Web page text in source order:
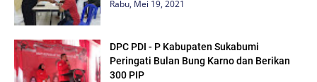
Rabu, Mei 19, 2021
DPC PDI - P Kabupaten Sukabumi
Peringati Bulan Bung Karno dan Berikan
300 PIP